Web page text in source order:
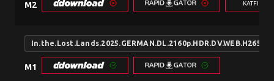
M2
In.the.Lost.Lands.2025.GERMAN.DL.2160p.HDR.DV.WEB.H265-
M1